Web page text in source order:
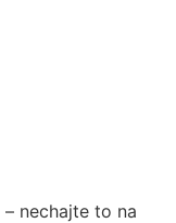
– nechajte to na